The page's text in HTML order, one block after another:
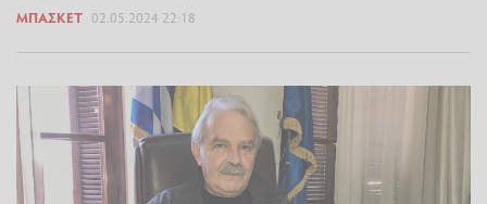
ΜΠΆΣΚΕΤ 02.05.2024 22:18